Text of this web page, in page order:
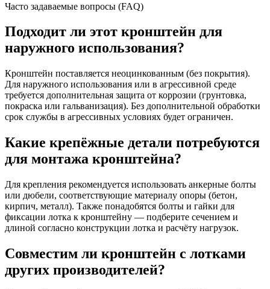
Часто задаваемые вопросы (FAQ)
Подходит ли этот кронштейн для
наружного использования?
Кронштейн поставляется неоцинкованным (без покрытия).
Для наружного использования или в агрессивной среде
требуется дополнительная защита от коррозии (грунтовка,
покраска или гальванизация). Без дополнительной обработки
срок службы в агрессивных условиях будет ограничен.
Какие крепёжные детали потребуются
для монтажа кронштейна?
Для крепления рекомендуется использовать анкерные болты
или дюбели, соответствующие материалу опоры (бетон,
кирпич, металл). Также понадобятся болты и гайки для
фиксации лотка к кронштейну — подберите сечением и
длиной согласно конструкции лотка и расчёту нагрузок.
Совместим ли кронштейн с лотками
других производителей?